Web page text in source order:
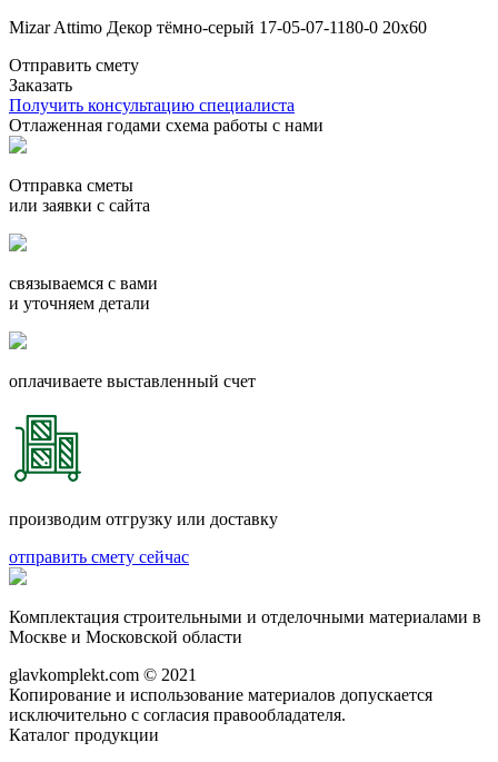
Mizar Attimo Декор тёмно-серый 17-05-07-1180-0 20х60
Отправить смету
Заказать
Получить консультацию специалиста
Отлаженная годами схема работы с нами
Отправка сметы
или заявки с сайта
связываемся с вами
и уточняем детали
оплачиваете выставленный счет
производим отгрузку или доставку
отправить смету сейчас
Комплектация строительными и отделочными материалами в
Москве и Московской области
glavkomplekt.com © 2021
Копирование и использование материалов допускается
исключительно с согласия правообладателя.
Каталог продукции